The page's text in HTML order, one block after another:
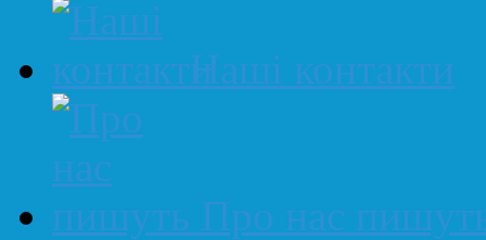
Наші контакти
Про нас